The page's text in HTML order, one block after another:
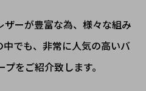
ーが豊富な為、様々な組み
でも、非常に人気の高いバ
をご紹介致します。